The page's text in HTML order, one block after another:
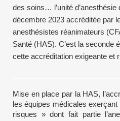
des soins… l’unité d’anesthésie
décembre 2023 accréditée par
anesthésistes réanimateurs
Santé (HAS). C’est la seconde
cette accréditation exigeante et
Mise en place par la HAS,
les équipes médicales
risques » dont fait partie